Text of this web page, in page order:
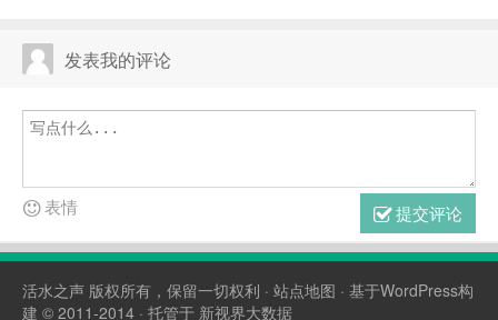
发表我的评论
提交评论
表情
活水之声 版权所有，保留一切权利 · 站点地图 · 基于WordPress构
建 © 2011-2014 · 托管于 新视界大数据